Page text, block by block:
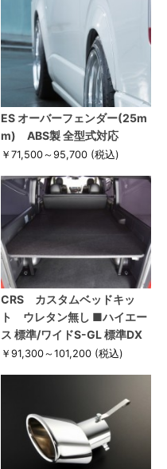
ES オーバーフェンダー(25m
m) ABS製 全型式対応
￥71,500～95,700 (税込)
CRS カスタムベッドキッ
ト ウレタン無し ■ハイエー
ス 標準/ワイドS-GL 標準DX
￥91,300～101,200 (税込)